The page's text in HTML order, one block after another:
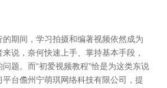
期间，学习拍摄和编著视频依然成为
说，奈何快速上手、掌持基本手段，
题。而“初爱视频教程”恰是为这类东说
台儋州宁萌琪网络科技有限公司，提